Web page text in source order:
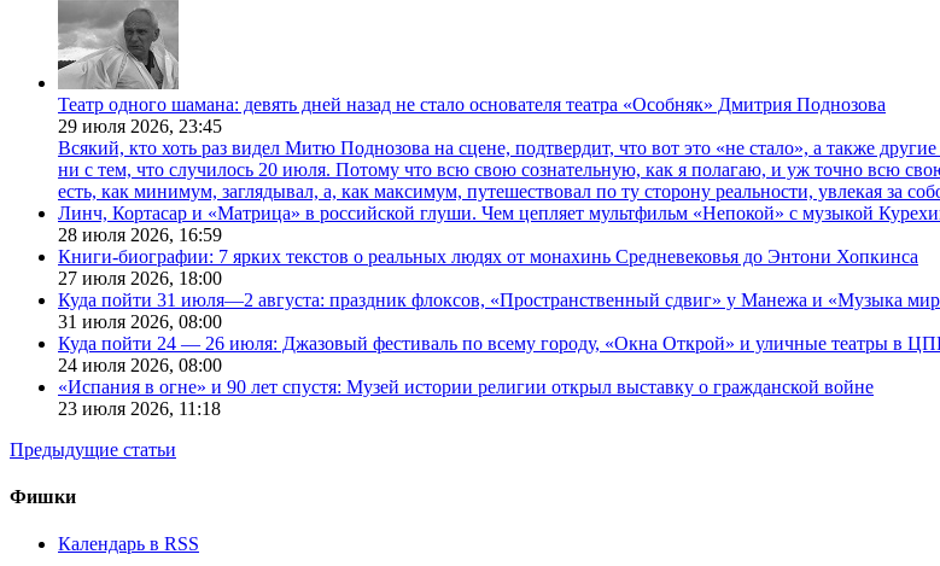
Театр одного шамана: девять дней назад не стало основателя театра «Особняк» Дмитрия Поднозова
29 июля 2026, 23:45
Всякий, кто хоть раз видел Митю Поднозова на сцене, подтвердит, что вот это «не стало», а также
ни с тем, что случилось 20 июля. Потому что всю свою сознательную, как я полагаю, и уж точно всю
есть, как минимум, заглядывал, а, как максимум, путешествовал по ту сторону реальности, увлекая за
Линч, Кортасар и «Матрица» в российской глуши. Чем цепляет мультфильм «Непокой» с музыкой
28 июля 2026, 16:59
Книги-биографии: 7 ярких текстов о реальных людях от монахинь Средневековья до Энтони Хопкинса
27 июля 2026, 18:00
Куда пойти 31 июля—2 августа: праздник флоксов, «Пространственный сдвиг» у Манежа и «Музыка
31 июля 2026, 08:00
Куда пойти 24 — 26 июля: Джазовый фестиваль по всему городу, «Окна Открой» и уличные театры в
24 июля 2026, 08:00
«Испания в огне» и 90 лет спустя: Музей истории религии открыл выставку о гражданской войне
23 июля 2026, 11:18
Предыдущие статьи
Фишки
Календарь в RSS